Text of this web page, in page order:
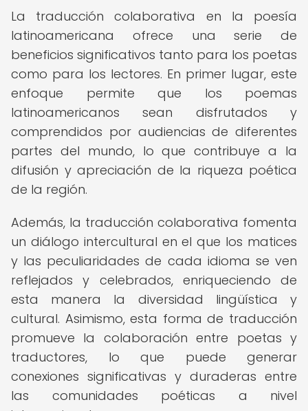
La traducción colaborativa en la poesía
latinoamericana ofrece una serie de
beneficios significativos tanto para los poetas
como para los lectores. En primer lugar, este
enfoque permite que los poemas
latinoamericanos sean disfrutados y
comprendidos por audiencias de diferentes
partes del mundo, lo que contribuye a la
difusión y apreciación de la riqueza poética
de la región.
Además, la traducción colaborativa fomenta
un diálogo intercultural en el que los matices
y las peculiaridades de cada idioma se ven
reflejados y celebrados, enriqueciendo de
esta manera la diversidad lingüística y
cultural. Asimismo, esta forma de traducción
promueve la colaboración entre poetas y
traductores, lo que puede generar
conexiones significativas y duraderas entre
las comunidades poéticas a nivel